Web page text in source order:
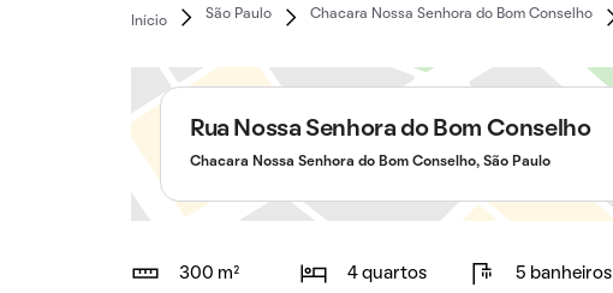
Início
São Paulo Chacara Nossa Senhora do Bom Conselho
Rua Nossa Senhora do Bom Conselho
Chacara Nossa Senhora do Bom Conselho, São Paulo
300 m²
4 quartos
5 banheiros